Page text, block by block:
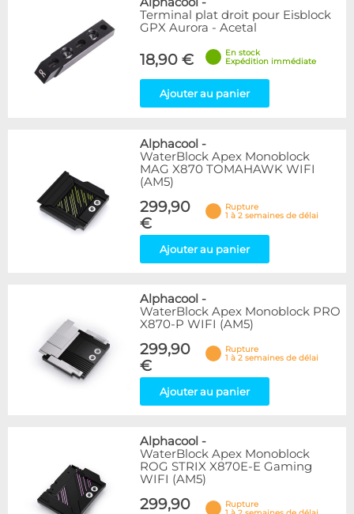
Terminal plat droit pour Eisblock
GPX Aurora - Acetal
18,90 €
En stock
Expédition immédiate
Ajouter au panier
Alphacool -
WaterBlock Apex Monoblock
MAG X870 TOMAHAWK WIFI
(AM5)
299,90
€
Rupture
1 à 2 semaines de délai
Ajouter au panier
Alphacool -
WaterBlock Apex Monoblock PRO
X870-P WIFI (AM5)
299,90
€
Rupture
1 à 2 semaines de délai
Ajouter au panier
Alphacool -
WaterBlock Apex Monoblock
ROG STRIX X870E-E Gaming
WIFI (AM5)
299,90
Rupture